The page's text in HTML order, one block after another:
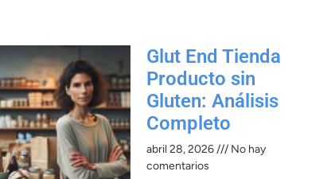
Glut End Tienda
Producto sin
Gluten: Análisis
Completo
abril 28, 2026
No hay
comentarios